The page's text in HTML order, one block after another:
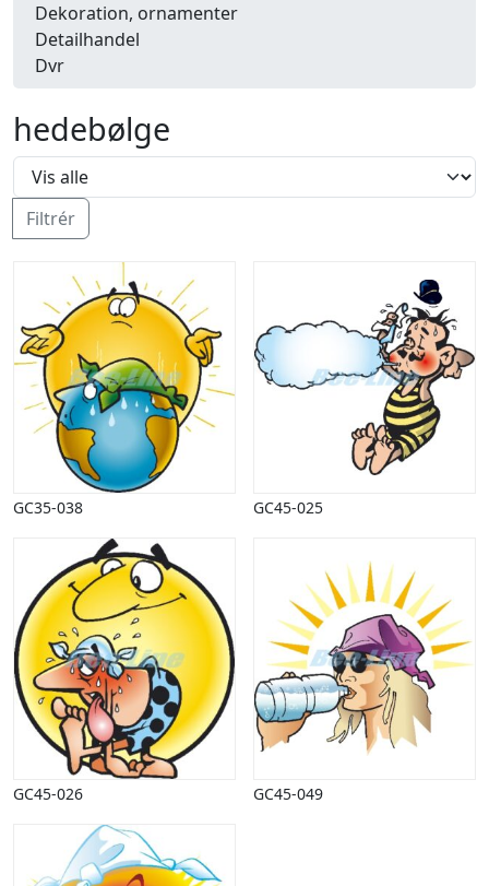
Dekoration, ornamenter
Detailhandel
Dyr
Energi, miljø, økologi
Erhverv
Fænomener, begreber
Fastelavn, karneval
Ferie, rejser
Fly, luftfart
Folkeslag
Forår
Fritid, hobby
Frugt, grønt
Halloween
Håndværk
Haven
Huse, bygninger
Jagt
Kærlighed, bryllup
Kommunikation, nyhedsformidling
Køretøjer
Landbrug
Lov, orden
Lyd, billede
Mad, drikke
Mærkedage
Marked, kræmmere
Mennesker
Nationalflag, verdenskort
Natur
Nytår
hedebølge
Filtrér
GC35-038 GC45-025
GC45-026 GC45-049